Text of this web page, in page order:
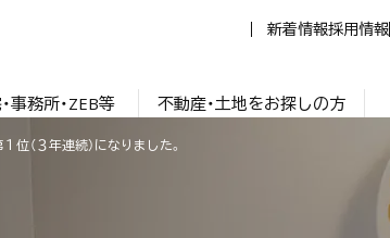
新着情報採用情報
事務所・ZEB等 不動産・土地をお探しの方
（３年連続）になりました。